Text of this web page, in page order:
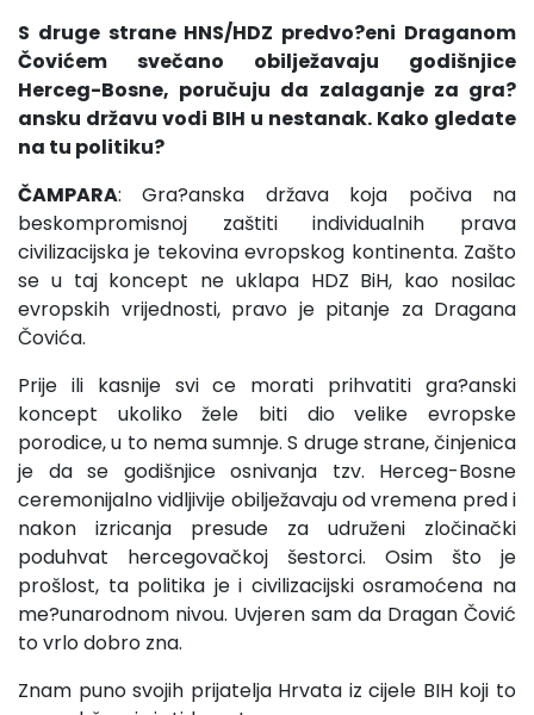
S druge strane HNS/HDZ predvo?eni Draganom
Čovićem svečano obilježavaju godišnjice
Herceg-Bosne, poručuju da zalaganje za gra?
ansku državu vodi BIH u nestanak. Kako gledate
na tu politiku?
ČAMPARA: Gra?anska država koja počiva na
beskompromisnoj zaštiti individualnih prava
civilizacijska je tekovina evropskog kontinenta. Zašto
se u taj koncept ne uklapa HDZ BiH, kao nosilac
evropskih vrijednosti, pravo je pitanje za Dragana
Čovića.
Prije ili kasnije svi ce morati prihvatiti gra?anski
koncept ukoliko žele biti dio velike evropske
porodice, u to nema sumnje. S druge strane, činjenica
je da se godišnjice osnivanja tzv. Herceg-Bosne
ceremonijalno vidljivije obilježavaju od vremena pred i
nakon izricanja presude za udruženi zločinački
poduhvat hercegovačkoj šestorci. Osim što je
prošlost, ta politika je i civilizacijski osramoćena na
me?unarodnom nivou. Uvjeren sam da Dragan Čović
to vrlo dobro zna.
Znam puno svojih prijatelja Hrvata iz cijele BIH koji to